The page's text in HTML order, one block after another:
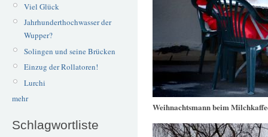
Viel Glück
Jahrhunderthochwasser der
Wupper?
Solingen und seine Brücken
Einzug der Rollatoren!
Lurchi
mehr
Schlagwortliste
Weihnachtsmann beim